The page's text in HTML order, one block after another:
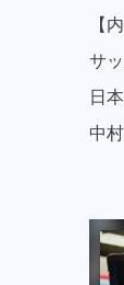
【
サ
日
中